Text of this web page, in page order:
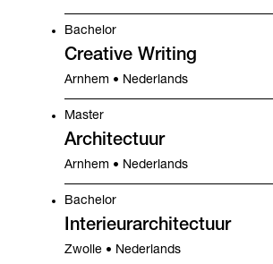
Bachelor
Creative Writing
Arnhem • Nederlands
Master
Architectuur
Arnhem • Nederlands
Bachelor
Interieurarchitectuur
Zwolle • Nederlands